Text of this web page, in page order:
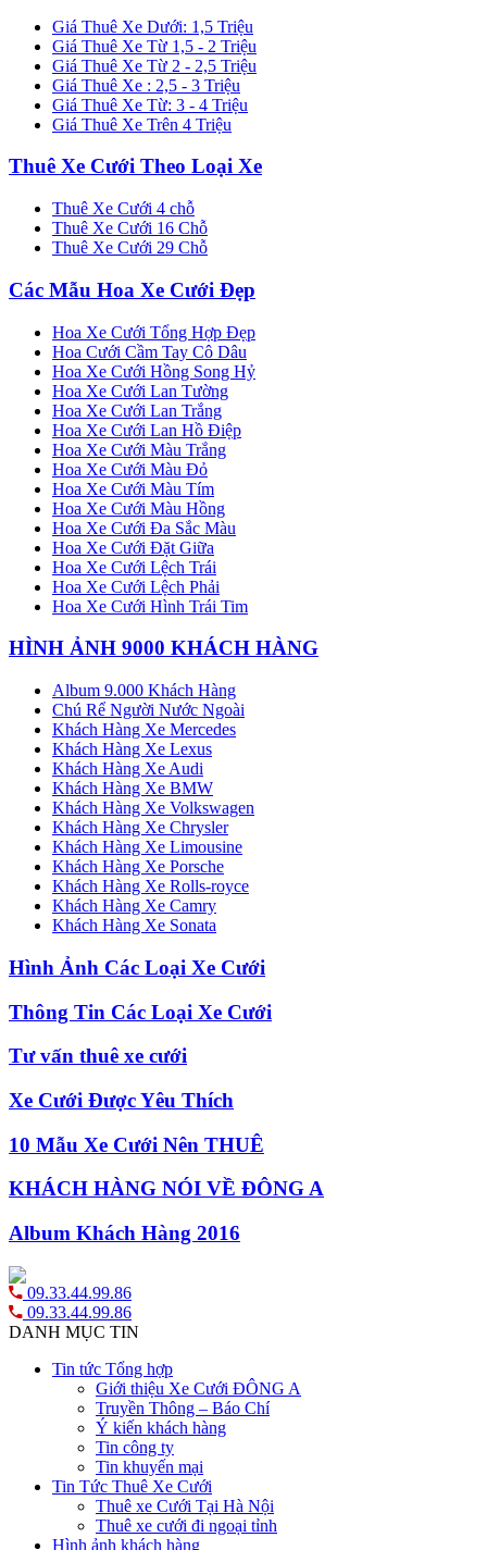
Giá Thuê Xe Dưới: 1,5 Triệu
Giá Thuê Xe Từ 1,5 - 2 Triệu
Giá Thuê Xe Từ 2 - 2,5 Triệu
Giá Thuê Xe : 2,5 - 3 Triệu
Giá Thuê Xe Từ: 3 - 4 Triệu
Giá Thuê Xe Trên 4 Triệu
Thuê Xe Cưới Theo Loại Xe
Thuê Xe Cưới 4 chỗ
Thuê Xe Cưới 16 Chỗ
Thuê Xe Cưới 29 Chỗ
Các Mẫu Hoa Xe Cưới Đẹp
Hoa Xe Cưới Tổng Hợp Đẹp
Hoa Cưới Cầm Tay Cô Dâu
Hoa Xe Cưới Hồng Song Hỷ
Hoa Xe Cưới Lan Tường
Hoa Xe Cưới Lan Trắng
Hoa Xe Cưới Lan Hồ Điệp
Hoa Xe Cưới Màu Trắng
Hoa Xe Cưới Màu Đỏ
Hoa Xe Cưới Màu Tím
Hoa Xe Cưới Màu Hồng
Hoa Xe Cưới Đa Sắc Màu
Hoa Xe Cưới Đặt Giữa
Hoa Xe Cưới Lệch Trái
Hoa Xe Cưới Lệch Phải
Hoa Xe Cưới Hình Trái Tim
HÌNH ẢNH 9000 KHÁCH HÀNG
Album 9.000 Khách Hàng
Chú Rể Người Nước Ngoài
Khách Hàng Xe Mercedes
Khách Hàng Xe Lexus
Khách Hàng Xe Audi
Khách Hàng Xe BMW
Khách Hàng Xe Volkswagen
Khách Hàng Xe Chrysler
Khách Hàng Xe Limousine
Khách Hàng Xe Porsche
Khách Hàng Xe Rolls-royce
Khách Hàng Xe Camry
Khách Hàng Xe Sonata
Hình Ảnh Các Loại Xe Cưới
Thông Tin Các Loại Xe Cưới
Tư vấn thuê xe cưới
Xe Cưới Được Yêu Thích
10 Mẫu Xe Cưới Nên THUÊ
KHÁCH HÀNG NÓI VỀ ĐÔNG A
Album Khách Hàng 2016
09.33.44.99.86
09.33.44.99.86
DANH MỤC TIN
Tin tức Tổng hợp
Giới thiệu Xe Cưới ĐÔNG A
Truyền Thông – Báo Chí
Ý kiến khách hàng
Tin công ty
Tin khuyến mại
Tin Tức Thuê Xe Cưới
Thuê xe Cưới Tại Hà Nội
Thuê xe cưới đi ngoại tỉnh
Hình ảnh khách hàng